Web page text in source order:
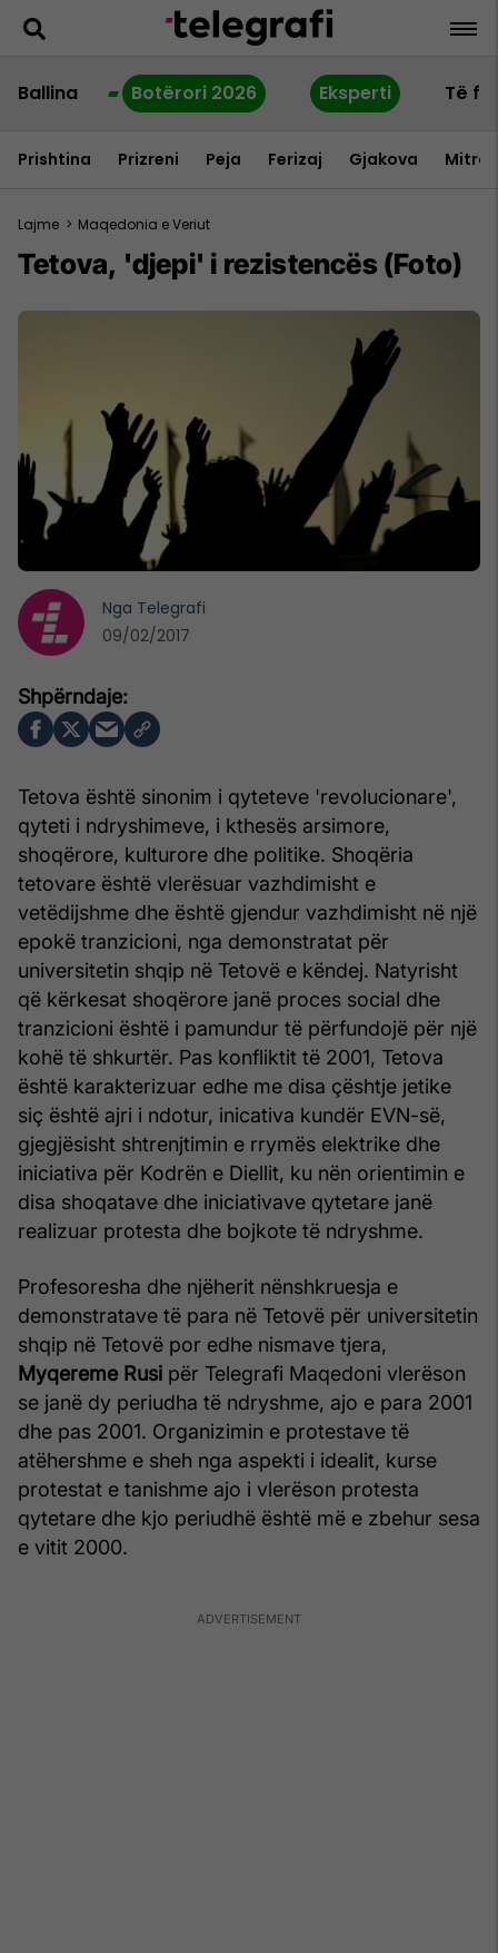
Ballina Botërori 2026 Eksperti Të
Prishtina Prizreni Peja Ferizaj Gjakova
Lajme > Maqedonia e Veriut
Tetova, 'djepi' i rezistencës (Foto)
Tetova është sinonim i qyteteve 'revolucionare',
qyteti i ndryshimeve, i kthesës arsimore,
shoqërore, kulturore dhe politike. Shoqëria
tetovare është vlerësuar vazhdimisht e
vetëdijshme dhe është gjendur vazhdimisht në një
epokë tranzicioni, nga demonstratat për
universitetin shqip në Tetovë e këndej. Natyrisht
që kërkesat shoqërore janë proces social dhe
tranzicioni është i pamundur të përfundojë për një
kohë të shkurtër. Pas konfliktit të 2001, Tetova
është karakterizuar edhe me disa çështje jetike
siç është ajri i ndotur, inicativa kundër EVN-së,
gjegjësisht shtrenjtimin e rrymës elektrike dhe
iniciativa për Kodrën e Diellit, ku nën orientimin e
disa shoqatave dhe iniciativave qytetare janë
realizuar protesta dhe bojkote të ndryshme.
Profesoresha dhe njëherit nënshkruesja e
demonstratave të para në Tetovë për universitetin
shqip në Tetovë por edhe nismave tjera,
Myqereme Rusi për Telegrafi Maqedoni vlerëson
se janë dy periudha të ndryshme, ajo e para 2001
dhe pas 2001. Organizimin e protestave të
atëhershme e sheh nga aspekti i idealit, kurse
protestat e tanishme ajo i vlerëson protesta
qytetare dhe kjo periudhë është më e zbehur sesa
e vitit 2000.
Nga Telegrafi
09/02/2017